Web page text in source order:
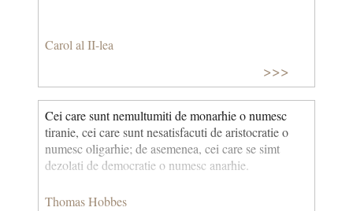
Carol al II-lea
>>>
Cei care sunt nemultumiti de monarhie o numesc
tiranie, cei care sunt nesatisfacuti de aristocratie o
numesc oligarhie; de asemenea, cei care se simt
dezolati de democratie o numesc anarhie.
Thomas Hobbes